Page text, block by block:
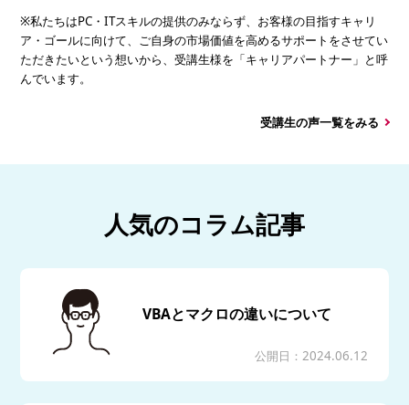
※私たちはPC・ITスキルの提供のみならず、お客様の目指すキャリ
ア・ゴールに向けて、ご自身の市場価値を高めるサポートをさせてい
ただきたいという想いから、受講生様を「キャリアパートナー」と呼
んでいます。
受講生の声一覧をみる
人気のコラム記事
VBAとマクロの違いについて
公開日：2024.06.12